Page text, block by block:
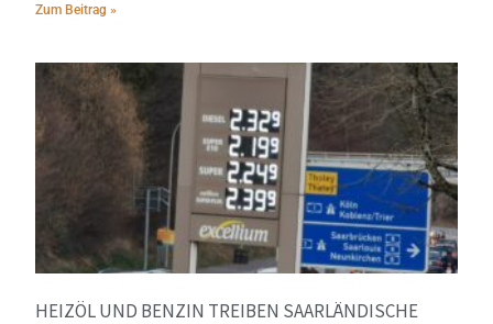
Zum Beitrag »
HEIZÖL UND BENZIN TREIBEN SAARLÄNDISCHE